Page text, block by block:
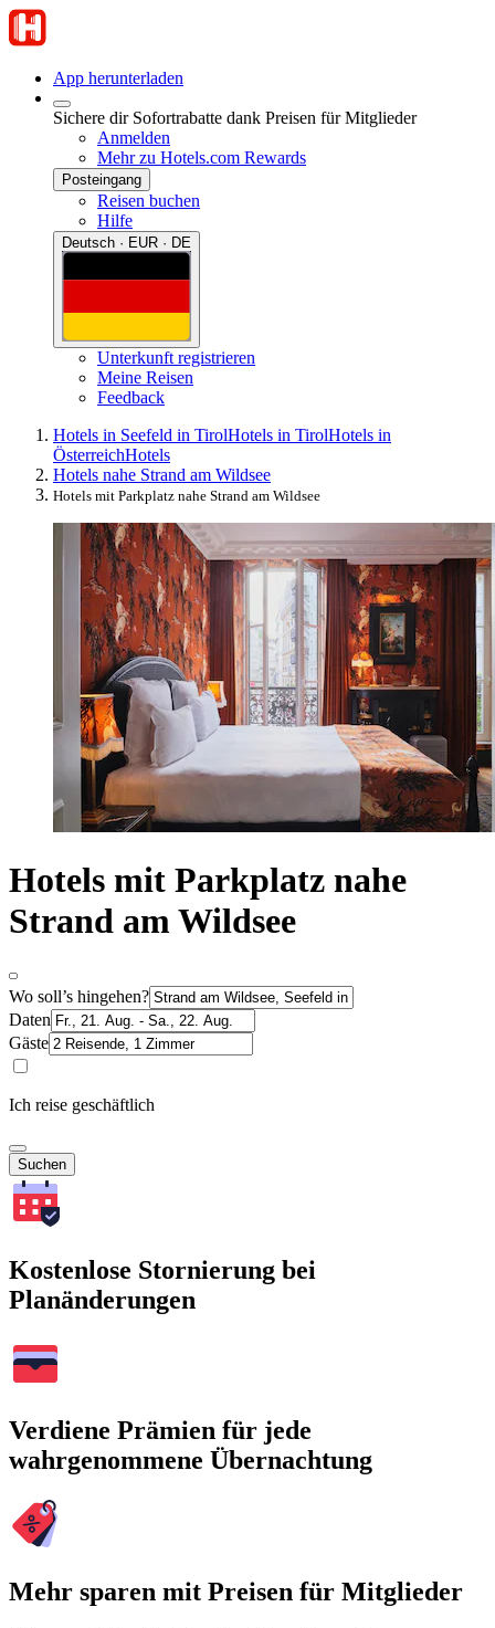
App herunterladen
Sichere dir Sofortrabatte dank Preisen für Mitglieder
Anmelden
Mehr zu Hotels.com Rewards
Posteingang
Reisen buchen
Hilfe
Deutsch · EUR · DE
Unterkunft registrieren
Meine Reisen
Feedback
Hotels in Seefeld in TirolHotels in TirolHotels in
ÖsterreichHotels
Hotels nahe Strand am Wildsee
Hotels mit Parkplatz nahe Strand am Wildsee
Hotels mit Parkplatz nahe
Strand am Wildsee
Wo soll’s hingehen?
Daten
Gäste
Ich reise geschäftlich
Suchen
Kostenlose Stornierung bei
Planänderungen
Verdiene Prämien für jede
wahrgenommene Übernachtung
Mehr sparen mit Preisen für Mitglieder